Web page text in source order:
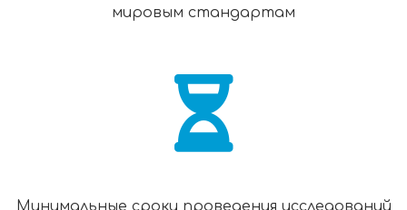
мировым стандартам
Минимальные сроки проведения исследований